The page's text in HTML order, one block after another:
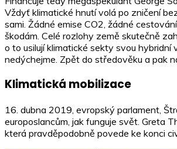
Vždyť klimatické hnutí volá po zničení
sami. Žádné emise CO2, žádné
škodám. Celé rozlohy země skutečně
o to usilují klimatické sekty svou hybridní
nedýchejme. Zpět do středověku a pak
Klimatická mobilizace
16. dubna 2019, evropský parlament,
europoslancům, jak funguje svět. Greta
která pravděpodobně povede ke konci